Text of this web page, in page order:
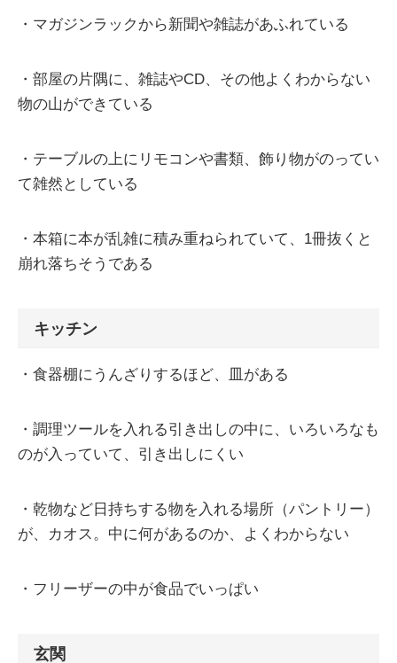
・マガジンラックから新聞や雑誌があふれている
・部屋の片隅に、雑誌やCD、その他よくわからない
物の山ができている
・テーブルの上にリモコンや書類、飾り物がのってい
て雑然としている
・本箱に本が乱雑に積み重ねられていて、1冊抜くと
崩れ落ちそうである
キッチン
・食器棚にうんざりするほど、皿がある
・調理ツールを入れる引き出しの中に、いろいろなも
のが入っていて、引き出しにくい
・乾物など日持ちする物を入れる場所（パントリー）
が、カオス。中に何があるのか、よくわからない
・フリーザーの中が食品でいっぱい
玄関